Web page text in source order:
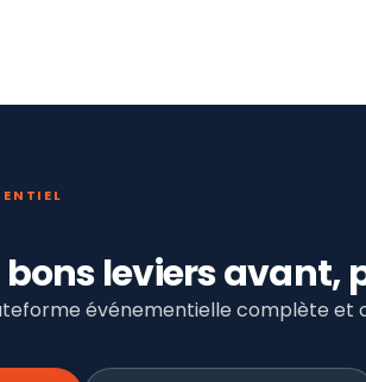
bons leviers avant,
événementielle complète